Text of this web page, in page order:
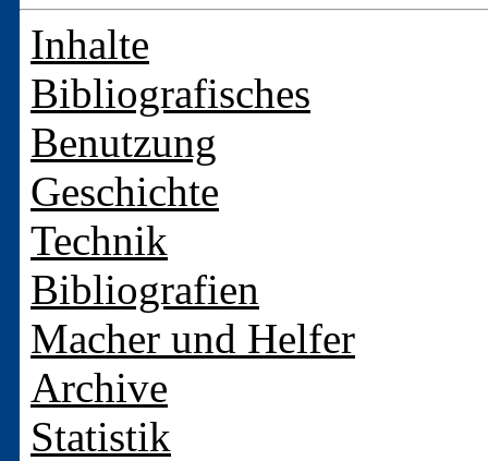
Inhalte
Bibliografisches
Benutzung
Geschichte
Technik
Bibliografien
Macher und Helfer
Archive
Statistik